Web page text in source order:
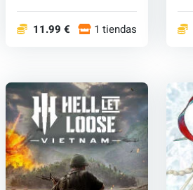
11.99 € 1 tiendas